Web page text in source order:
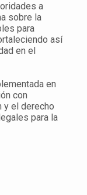
a
sobre la
para
así
en el
en
con
y el derecho
para la